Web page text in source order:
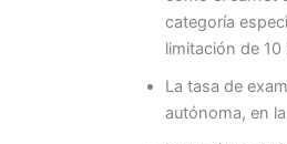
categoría
limitación de
La tasa de
autónoma, en